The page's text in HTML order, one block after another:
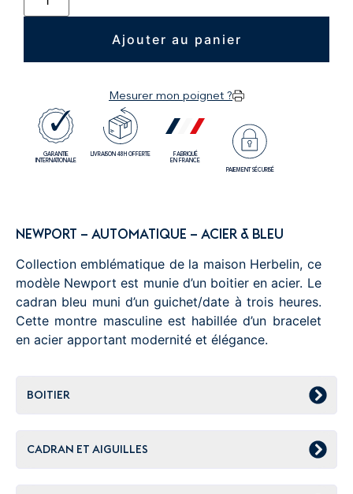
Ajouter au panier
Mesurer mon poignet ?
GARANTIE
INTERNATIONALE
LIVRAISON 48H OFFERTE
FABRIQUÉ
EN FRANCE
PAIEMENT SÉCURISÉ
NEWPORT – AUTOMATIQUE – ACIER & BLEU
Collection emblématique de la maison Herbelin, ce
modèle Newport est munie d’un boitier en acier. Le
cadran bleu muni d’un guichet/date à trois heures.
Cette montre masculine est habillée d’un bracelet
en acier apportant modernité et élégance.
BOITIER
CADRAN ET AIGUILLES